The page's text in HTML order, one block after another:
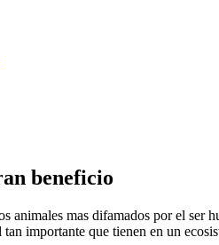
beneficio
animales mas difamados por el
importante que tienen en un